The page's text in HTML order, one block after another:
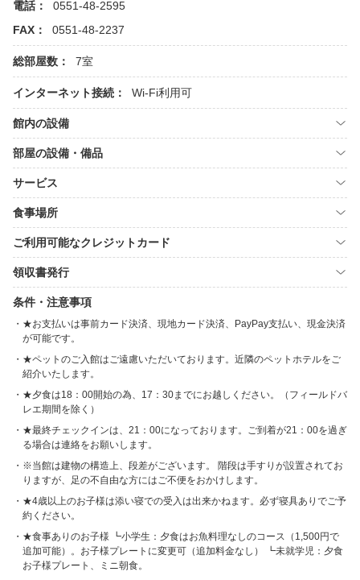
電話：
0551-48-2595
FAX：
0551-48-2237
総部屋数： 7室
インターネット接続： Wi-Fi利用可
館内の設備
部屋の設備・備品
サービス
食事場所
ご利用可能なクレジットカード
領収書発行
条件・注意事項
★お支払いは事前カード決済、現地カード決済、PayPay支払い、現金決済
が可能です。
★ペットのご入館はご遠慮いただいております。近隣のペットホテルをご
紹介いたします。
★夕食は18：00開始の為、17：30までにお越しください。（フィールドバ
レエ期間を除く）
★最終チェックインは、21：00になっております。ご到着が21：00を過ぎ
る場合は連絡をお願いします。
※当館は建物の構造上、段差がございます。 階段は手すりが設置されてお
りますが、足の不自由な方にはご不便をおかけします。
★4歳以上のお子様は添い寝での受入は出来かねます。必ず寝具ありでご予
約ください。
★食事ありのお子様 ┗小学生：夕食はお魚料理なしのコース（1,500円で
追加可能）。お子様プレートに変更可（追加料金なし） ┗未就学児：夕食
お子様プレート、ミニ朝食。